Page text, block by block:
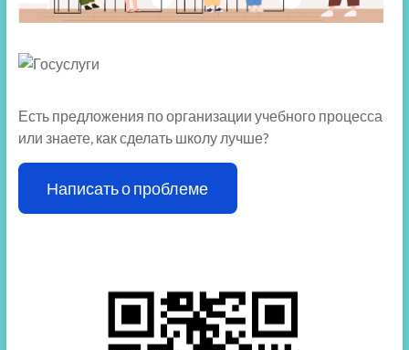
Есть предложения по организации учебного процесса
или знаете, как сделать школу лучше?
Написать о проблеме